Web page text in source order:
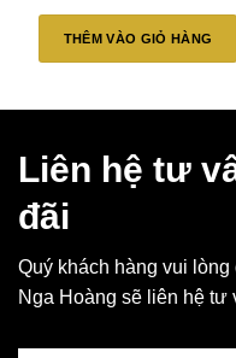
là:
6.500.000₫.
tại
6.350.000₫.
THÊM VÀO GIỎ HÀNG
Liên hệ tư
đãi
Quý khách hàng vui
Nga Hoàng sẽ liên hệ tư